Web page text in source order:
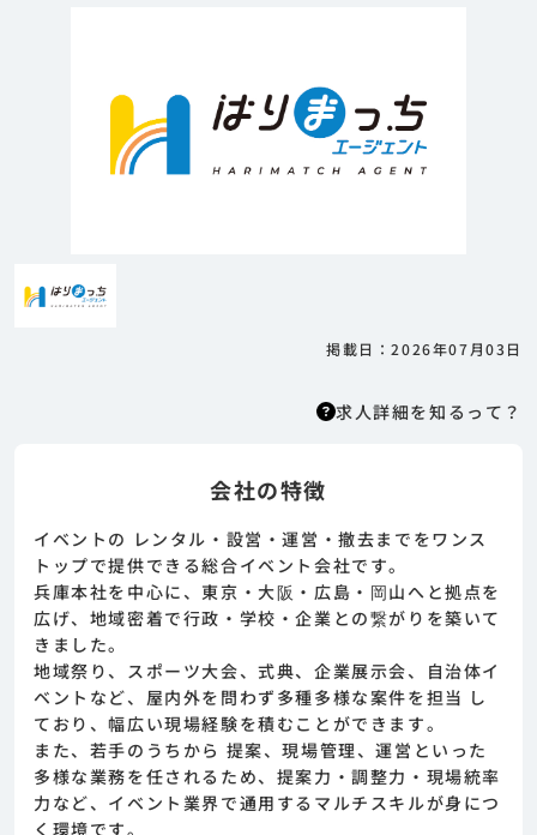
掲載日：2026年07月03日
求人詳細を知るって？
求人詳細を知るって？
人紹介サービスのため、 応募に際してはまずエ
ージェントとの面談が必要になります。そのた
めまずは求人への興味有無を面談等で確認致し
ます。その後正式な求人応募へと進んでいただ
きます。
会社の特徴
イベントの レンタル・設営・運営・撤去までをワンス
トップで提供できる総合イベント会社です。
兵庫本社を中心に、東京・大阪・広島・岡山へと拠点を
広げ、地域密着で行政・学校・企業との繋がりを築いて
きました。
地域祭り、スポーツ大会、式典、企業展示会、自治体イ
ベントなど、屋内外を問わず多種多様な案件を担当 し
ており、幅広い現場経験を積むことができます。
また、若手のうちから 提案、現場管理、運営といった
多様な業務を任されるため、提案力・調整力・現場統率
力など、イベント業界で通用するマルチスキルが身につ
く環境です。